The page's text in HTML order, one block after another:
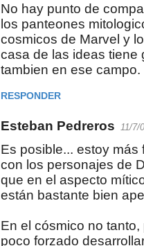
No hay punto de
los panteones
cosmicos de Marvel y
casa de las ideas tiene
tambien en ese campo.
RESPONDER
Esteban Pedreros 11/7/
Es posible... estoy más
con los personajes de
que en el aspecto
están bastante bien
En el cósmico no tanto,
poco forzado